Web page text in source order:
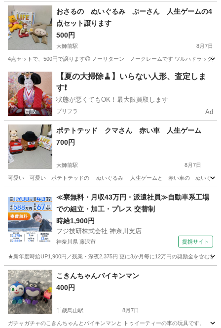
東京 小金井市 東小金井駅 おもちゃ ラプンツェル
おさるの ぬいぐるみ ぷーさん 人生ゲームの4
点セット譲ります
500円
大師前駅 8月7日
4点セットで、500円で譲ります😊 ノーリターン ノークレームです ツルハドラッグ
東京 足立区 大師前駅 おもちゃ 人生ゲーム
【夏の大掃除🧹】いらない人形、査定しま
す❗️
状態が悪くてもOK！最大限買取します
プリフラ Ad
ポテトテッド クマさん 赤い車 人生ゲーム
700円
大師前駅 8月7日
可愛い 可愛い ポテトテッドの ぬいぐるみ 人生ゲームと 赤い車の ぬいぐるみ
大師前駅 おもちゃ 人生ゲーム
≪寮無料・月収43万円・派遣社員≫自動車系工場
での組立・加工・プレス 交替制
時給1,900円
フジ技研株式会社 神奈川支店
神奈川県 藤沢市 提携サイト
★新年度時給UP1,900円／残業・深夜2,375円 更に3か月毎に12万円の奨励金を含む
神奈川 藤沢市 その他
こきんちゃんバイキンマン
400円
千歳烏山駅 8月7日
ガチャガチャのこきんちゃんとバイキンマンと トゥイーティーの車の玩具です。